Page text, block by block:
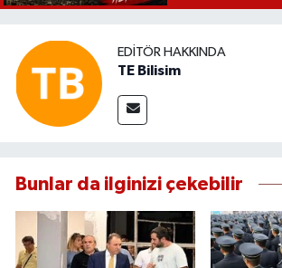
EDITÖR HAKKINDA
TE Bilisim
Bunlar da ilginizi çekebilir